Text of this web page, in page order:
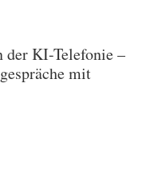
KI-Telefonie –
mit